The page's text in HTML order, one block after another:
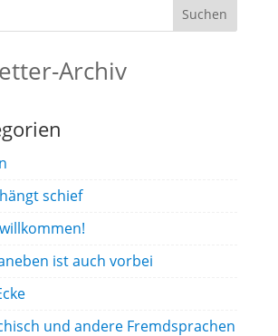
Suchen
Archiv
schief
ist auch vorbei
und andere Fremdsprachen